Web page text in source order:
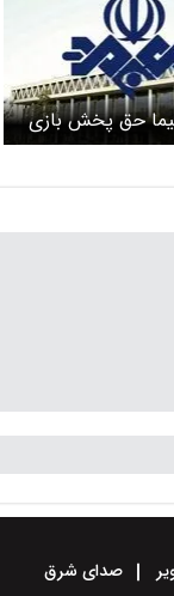
حق پخش بازی
را خریداری
صدای شرق